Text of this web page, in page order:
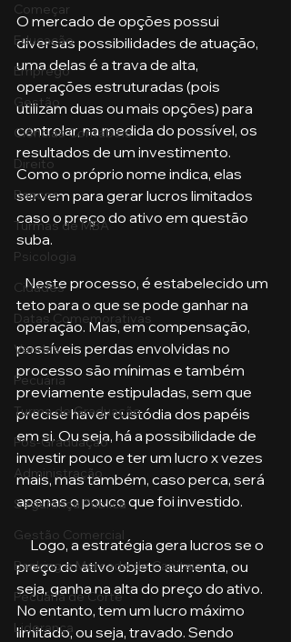
Começar
Educação
Emprego
Gestão
Ciências Contábeis
Direito
Bancos
Turmas de MBA
Psicologia
Cidades
Datas Comemorativas
Vendas
Pecuária
Turma de Graduação
Pós-Graduação
Administração
Segurança Publica
Gestão Comercial
Banking e Mercado de Capitais
Pecuária de Corte
Liderança
O mercado de opções possui
diversas possibilidades de atuação,
uma delas é a trava de alta,
operações estruturadas (pois
utilizam duas ou mais opções) para
controlar, na medida do possível, os
resultados de um investimento.
Como o próprio nome indica, elas
servem para gerar lucros limitados
caso o preço do ativo em questão
suba.
   Neste processo, é estabelecido um
teto para o que se pode ganhar na
operação. Mas, em compensação,
possíveis perdas envolvidas no
processo são mínimas e também
previamente estipuladas, sem que
precise haver custódia dos papéis
em si. Ou seja, há a possibilidade de
investir pouco e ter um lucro x vezes
mais, mas também, caso perca, será
apenas o pouco que foi investido.
     Logo, a estratégia gera lucros se o
preço do ativo objeto aumenta, ou
seja, ganha na alta do preço do ativo.
No entanto, tem um lucro máximo
limitado, ou seja, travado. Sendo